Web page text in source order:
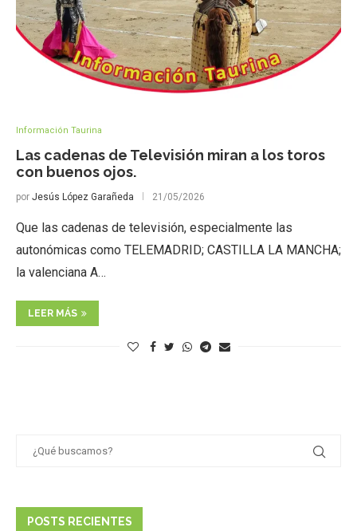
Información Taurina
Las cadenas de Televisión miran a los toros
con buenos ojos.
por Jesús López Garañeda 21/05/2026
Que las cadenas de televisión, especialmente las
autonómicas como TELEMADRID; CASTILLA LA MANCHA;
la valenciana A…
LEER MÁS
POSTS RECIENTES